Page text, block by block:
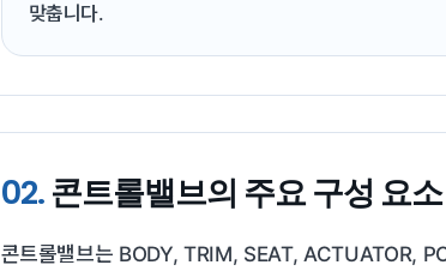
맞춥니다.
02.콘트롤밸브의 주요 구성 요소
콘트롤밸브는 BODY, TRIM, SEAT, ACTUATOR,